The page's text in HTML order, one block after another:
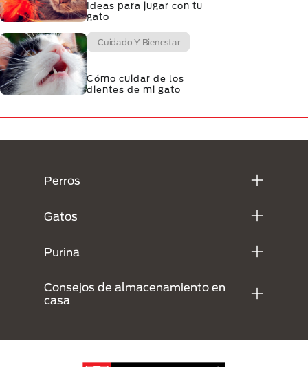
Ideas para jugar con tu
gato
Cuidado Y Bienestar
Cómo cuidar de los
dientes de mi gato
Perros
Gatos
Purina
Consejos de almacenamiento en
casa